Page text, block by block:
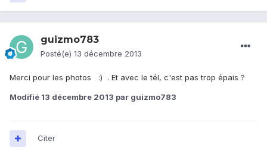
guizmo783
Posté(e) 13 décembre 2013
Merci pour les photos :) . Et avec le tél, c'est pas trop épais ?
Modifié 13 décembre 2013 par guizmo783
Citer